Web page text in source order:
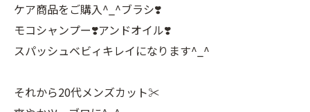
ケア商品をご購入^_^ブラシ❣️
モコシャンプー❣️アンドオイル❣️
スパッシュベビィキレイになります^_^
それから20代メンズカット✂️